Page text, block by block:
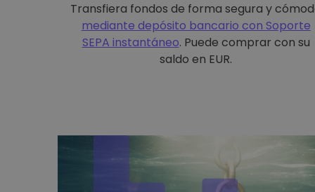
Transfiera fondos de forma segura y
mediante depósito bancario con Soporte
SEPA instantáneo. Puede comprar con su
saldo en EUR.